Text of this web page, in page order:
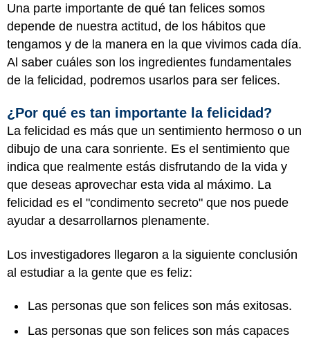
Una parte importante de qué tan felices somos
depende de nuestra actitud, de los hábitos que
tengamos y de la manera en la que vivimos cada día.
Al saber cuáles son los ingredientes fundamentales
de la felicidad, podremos usarlos para ser felices.
¿Por qué es tan importante la felicidad?
La felicidad es más que un sentimiento hermoso o un
dibujo de una cara sonriente. Es el sentimiento que
indica que realmente estás disfrutando de la vida y
que deseas aprovechar esta vida al máximo. La
felicidad es el "condimento secreto" que nos puede
ayudar a desarrollarnos plenamente.
Los investigadores llegaron a la siguiente conclusión
al estudiar a la gente que es feliz:
Las personas que son felices son más exitosas.
Las personas que son felices son más capaces